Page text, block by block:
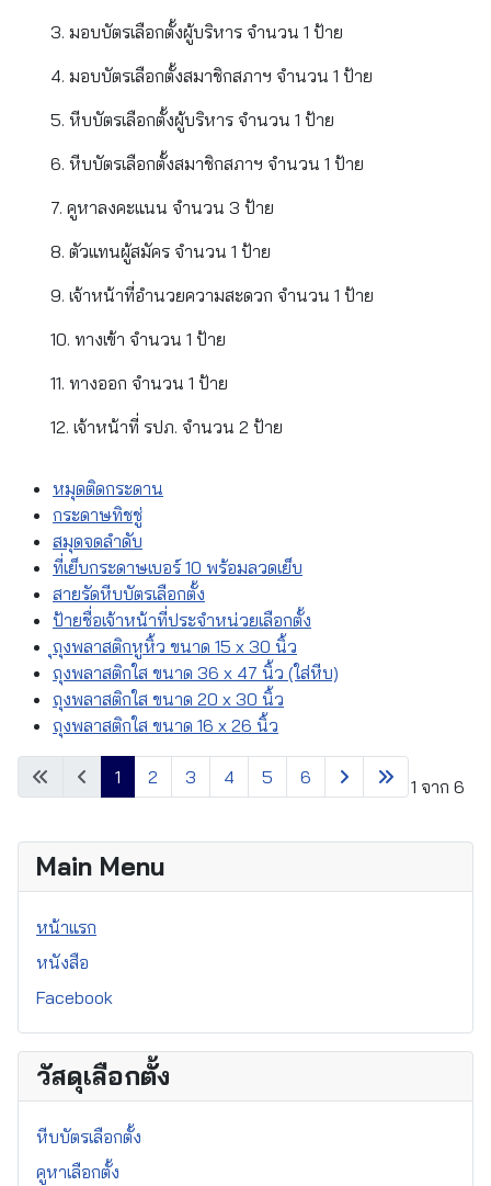
3. มอบบัตรเลือกตั้งผู้บริหาร จำนวน 1 ป้าย
4. มอบบัตรเลือกตั้งสมาชิกสภาฯ จำนวน 1 ป้าย
5. หีบบัตรเลือกตั้งผู้บริหาร จำนวน 1 ป้าย
6. หีบบัตรเลือกตั้งสมาชิกสภาฯ จำนวน 1 ป้าย
7. คูหาลงคะแนน จำนวน 3 ป้าย
8. ตัวแทนผู้สมัคร จำนวน 1 ป้าย
9. เจ้าหน้าที่อำนวยความสะดวก จำนวน 1 ป้าย
10. ทางเข้า จำนวน 1 ป้าย
11. ทางออก จำนวน 1 ป้าย
12. เจ้าหน้าที่ รปภ. จำนวน 2 ป้าย
หมุดติดกระดาน
กระดาษทิชชู่
สมุดจดลำดับ
ที่เย็บกระดาษเบอร์ 10 พร้อมลวดเย็บ
สายรัดหีบบัตรเลือกตั้ง
ป้ายชื่อเจ้าหน้าที่ประจำหน่วยเลือกตั้ง
ุถุงพลาสติกหูหิ้ว ขนาด 15 x 30 นิ้ว
ถุงพลาสติกใส ขนาด 36 x 47 นิ้ว (ใส่หีบ)
ถุงพลาสติกใส ขนาด 20 x 30 นิ้ว
ถุงพลาสติกใส ขนาด 16 x 26 นิ้ว
หน้า 1 จาก 6
1 2 3 4 5 6
Main Menu
หน้าแรก
หนังสือ
Facebook
วัสดุเลือกตั้ง
หีบบัตรเลือกตั้ง
คูหาเลือกตั้ง